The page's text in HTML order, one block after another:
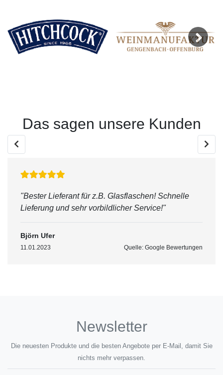
Das sagen unsere Kunden
"Bester Lieferant für z.B. Glasflaschen! Schnelle
Lieferung und sehr vorbildlicher Service!"
Björn Ufer
11.01.2023 Quelle: Google Bewertungen
Newsletter
Die neuesten Produkte und die besten Angebote per E-Mail, damit Sie
nichts mehr verpassen.